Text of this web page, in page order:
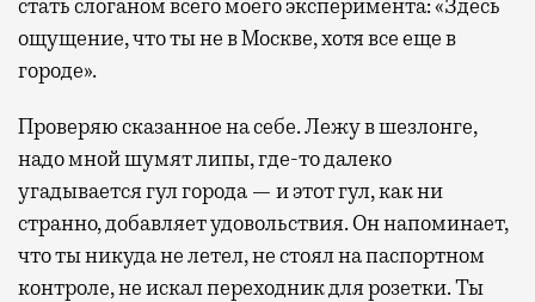
стать слоганом всего моего эксперимента: «Здесь
ощущение, что ты не в Москве, хотя все еще в
городе».
Проверяю сказанное на себе. Лежу в шезлонге,
надо мной шумят липы, где-то далеко
угадывается гул города — и этот гул, как ни
странно, добавляет удовольствия. Он напоминает,
что ты никуда не летел, не стоял на паспортном
контроле, не искал переходник для розетки. Ты